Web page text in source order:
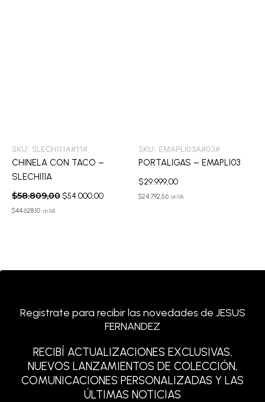
SKU: SLECHI11A#11#
CHINELA CON TACO –
SLECHI11A
$58.809,00 $54.000,00
$44.628,10 sin IVA
SKU: EMAPLI03A#03#
PORTALIGAS – EMAPLI03
$29.999,00
$24.792,56 sin IVA
Registrate para recibir las novedades de JESUS
FERNANDEZ
RECIBÍ ACTUALIZACIONES EXCLUSIVAS,
NUEVOS LANZAMIENTOS DE COLECCIÓN,
COMUNICACIONES PERSONALIZADAS Y LAS
ÚLTIMAS NOTICIAS